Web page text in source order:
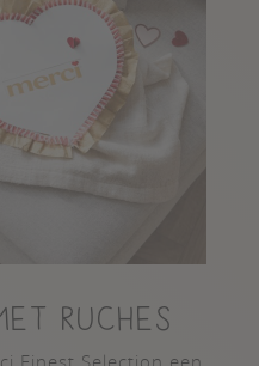
RUCHES
Finest Selection een